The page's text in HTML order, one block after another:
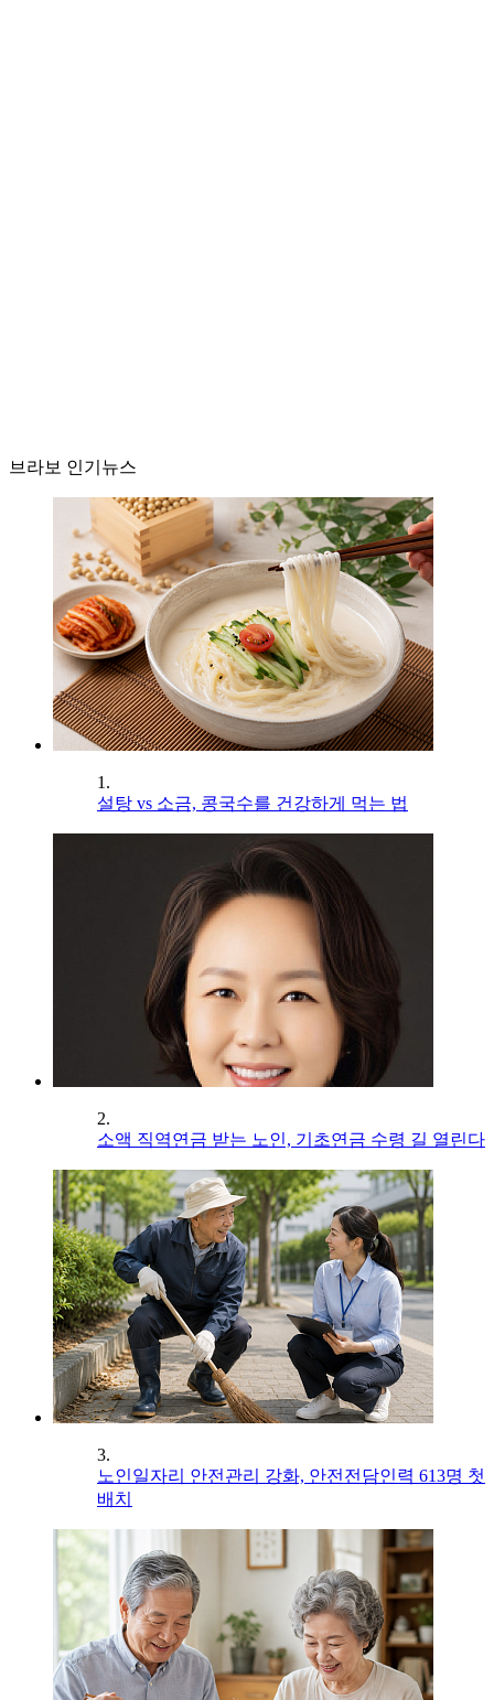
브라보 인기뉴스
1.
설탕 vs 소금, 콩국수를 건강하게 먹는 법
2.
소액 직역연금 받는 노인, 기초연금 수령 길 열린다
3.
노인일자리 안전관리 강화, 안전전담인력 613명 첫
배치